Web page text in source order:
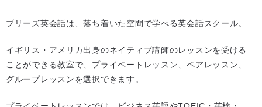
ブリーズ英会話は、落ち着いた空間で学べる英会話スクール。
イギリス・アメリカ出身のネイティブ講師のレッスンを受ける
ことができる教室で、プライベートレッスン、ペアレッスン、
グループレッスンを選択できます。